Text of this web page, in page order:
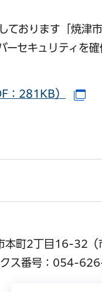
ております「焼津
ーセキュリティを
：281KB）
町2丁目16-32（
クス番号：054-